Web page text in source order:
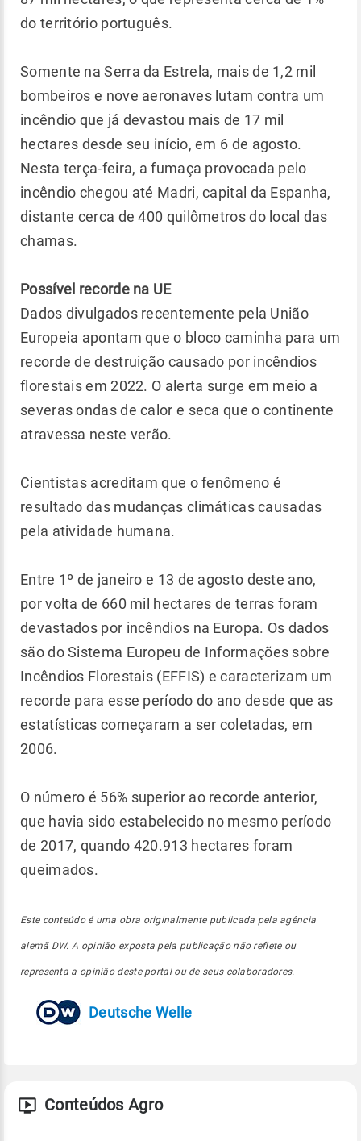
do território português.
Somente na Serra da Estrela, mais de 1,2 mil
bombeiros e nove aeronaves lutam contra um
incêndio que já devastou mais de 17 mil
hectares desde seu início, em 6 de agosto.
Nesta terça-feira, a fumaça provocada pelo
incêndio chegou até Madri, capital da Espanha,
distante cerca de 400 quilômetros do local das
chamas.
Possível recorde na UE
Dados divulgados recentemente pela União
Europeia apontam que o bloco caminha para um
recorde de destruição causado por incêndios
florestais em 2022. O alerta surge em meio a
severas ondas de calor e seca que o continente
atravessa neste verão.
Cientistas acreditam que o fenômeno é
resultado das mudanças climáticas causadas
pela atividade humana.
Entre 1º de janeiro e 13 de agosto deste ano,
por volta de 660 mil hectares de terras foram
devastados por incêndios na Europa. Os dados
são do Sistema Europeu de Informações sobre
Incêndios Florestais (EFFIS) e caracterizam um
recorde para esse período do ano desde que as
estatísticas começaram a ser coletadas, em
2006.
O número é 56% superior ao recorde anterior,
que havia sido estabelecido no mesmo período
de 2017, quando 420.913 hectares foram
queimados.
Este conteúdo é uma obra originalmente publicada pela agência
alemã DW. A opinião exposta pela publicação não reflete ou
representa a opinião deste portal ou de seus colaboradores.
Deutsche Welle
Conteúdos Agro